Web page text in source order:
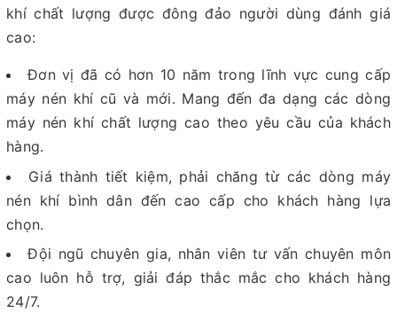
khí chất lượng được đông đảo người dùng đánh giá
cao:
Đơn vị đã có hơn 10 năm trong lĩnh vực cung cấp
máy nén khí cũ và mới. Mang đến đa dạng các dòng
máy nén khí chất lượng cao theo yêu cầu của khách
hàng.
Giá thành tiết kiệm, phải chăng từ các dòng máy
nén khí bình dân đến cao cấp cho khách hàng lựa
chọn.
Đội ngũ chuyên gia, nhân viên tư vấn chuyên môn
cao luôn hỗ trợ, giải đáp thắc mắc cho khách hàng
24/7.